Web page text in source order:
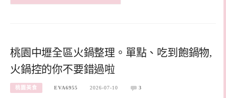
桃園中壢全區火鍋整理。單點、吃到飽鍋物,
火鍋控的你不要錯過啦
桃園美食 EVA6955 2026-07-10 3